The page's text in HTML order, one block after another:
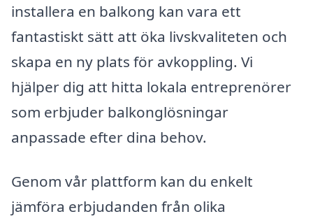
installera en balkong kan vara ett
fantastiskt sätt att öka livskvaliteten och
skapa en ny plats för avkoppling. Vi
hjälper dig att hitta lokala entreprenörer
som erbjuder balkonglösningar
anpassade efter dina behov.
Genom vår plattform kan du enkelt
jämföra erbjudanden från olika